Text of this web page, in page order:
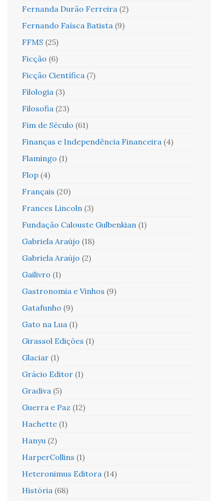
Fernanda Durão Ferreira (2)
Fernando Faísca Batista (9)
FFMS (25)
Ficção (6)
Ficção Científica (7)
Filologia (3)
Filosofia (23)
Fim de Século (61)
Finanças e Independência Financeira (4)
Flamingo (1)
Flop (4)
Français (20)
Frances Lincoln (3)
Fundação Calouste Gulbenkian (1)
Gabriela Araújo (18)
Gabriela Araújo (2)
Gailivro (1)
Gastronomia e Vinhos (9)
Gatafunho (9)
Gato na Lua (1)
Girassol Edições (1)
Glaciar (1)
Grácio Editor (1)
Gradiva (5)
Guerra e Paz (12)
Hachette (1)
Hanyu (2)
HarperCollins (1)
Heteronimus Editora (14)
História (68)